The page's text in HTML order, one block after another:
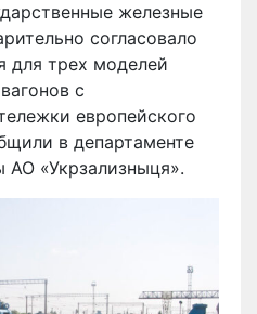
железные
согласовало
для трех моделей
с
европейского
в департаменте
«Укрзализныця».